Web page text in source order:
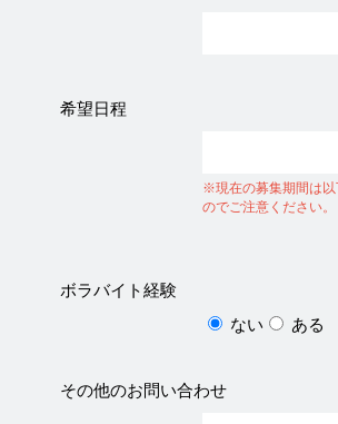
希望日程
※現在の募集期間は以
のでご注意ください。
ボラバイト経験
ない
ある
その他のお問い合わせ